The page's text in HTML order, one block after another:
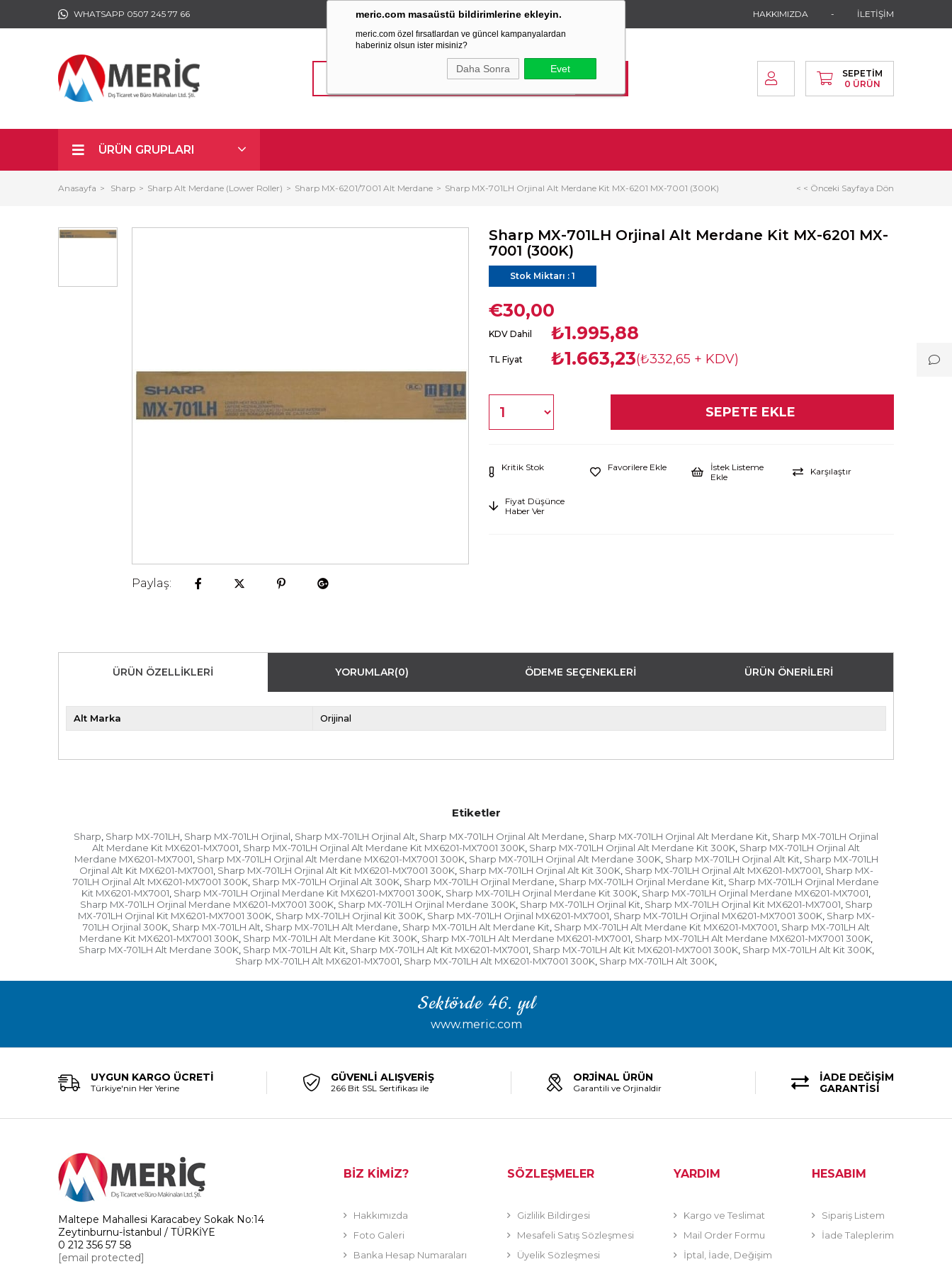
meric.com masaüstü bildirimlerine ekleyin.
meric.com özel fırsatlardan ve güncel kampanyalardan
haberiniz olsun ister misiniz?
Daha Sonra Evet
WHATSAPP 0507 245 77 66 TÜM ALIŞVERİŞLERİNİZDESABİT KARGO ÜCRETİ HAKKIMIZDA İLETİŞİM
SEPETIM
0 ÜRÜN
ÜRÜN GRUPLARI
Anasayfa Sharp Sharp Alt Merdane (Lower Roller) Sharp MX-6201/7001 Alt Merdane Sharp MX-701LH Orjinal Alt Merdane Kit MX-6201 MX-7001 (300K) < < Önceki Sayfaya Dön
Paylaş:
Sharp MX-701LH Orjinal Alt Merdane Kit MX-6201 MX-
7001 (300K)
Stok Miktarı : 1
€30,00
KDV Dahil ₺1.995,88
TL Fiyat ₺1.663,23(₺332,65 + KDV)
Kritik Stok Favorilere Ekle
İstek Listeme
Ekle
Karşılaştır
Fiyat Düşünce
Haber Ver
ÜRÜN ÖZELLIKLERI YORUMLAR(0) ÖDEME SEÇENEKLERI ÜRÜN ÖNERILERI
Alt Marka Orijinal
Etiketler
Sharp, Sharp MX-701LH, Sharp MX-701LH Orjinal, Sharp MX-701LH Orjinal Alt, Sharp MX-701LH Orjinal Alt Merdane, Sharp MX-701LH Orjinal Alt Merdane Kit, Sharp MX-701LH Orjinal
Alt Merdane Kit MX6201-MX7001, Sharp MX-701LH Orjinal Alt Merdane Kit MX6201-MX7001 300K, Sharp MX-701LH Orjinal Alt Merdane Kit 300K, Sharp MX-701LH Orjinal Alt
Merdane MX6201-MX7001, Sharp MX-701LH Orjinal Alt Merdane MX6201-MX7001 300K, Sharp MX-701LH Orjinal Alt Merdane 300K, Sharp MX-701LH Orjinal Alt Kit, Sharp MX-701LH
Orjinal Alt Kit MX6201-MX7001, Sharp MX-701LH Orjinal Alt Kit MX6201-MX7001 300K, Sharp MX-701LH Orjinal Alt Kit 300K, Sharp MX-701LH Orjinal Alt MX6201-MX7001, Sharp MX-
701LH Orjinal Alt MX6201-MX7001 300K, Sharp MX-701LH Orjinal Alt 300K, Sharp MX-701LH Orjinal Merdane, Sharp MX-701LH Orjinal Merdane Kit, Sharp MX-701LH Orjinal Merdane
Kit MX6201-MX7001, Sharp MX-701LH Orjinal Merdane Kit MX6201-MX7001 300K, Sharp MX-701LH Orjinal Merdane Kit 300K, Sharp MX-701LH Orjinal Merdane MX6201-MX7001,
Sharp MX-701LH Orjinal Merdane MX6201-MX7001 300K, Sharp MX-701LH Orjinal Merdane 300K, Sharp MX-701LH Orjinal Kit, Sharp MX-701LH Orjinal Kit MX6201-MX7001, Sharp
MX-701LH Orjinal Kit MX6201-MX7001 300K, Sharp MX-701LH Orjinal Kit 300K, Sharp MX-701LH Orjinal MX6201-MX7001, Sharp MX-701LH Orjinal MX6201-MX7001 300K, Sharp MX-
701LH Orjinal 300K, Sharp MX-701LH Alt, Sharp MX-701LH Alt Merdane, Sharp MX-701LH Alt Merdane Kit, Sharp MX-701LH Alt Merdane Kit MX6201-MX7001, Sharp MX-701LH Alt
Merdane Kit MX6201-MX7001 300K, Sharp MX-701LH Alt Merdane Kit 300K, Sharp MX-701LH Alt Merdane MX6201-MX7001, Sharp MX-701LH Alt Merdane MX6201-MX7001 300K,
Sharp MX-701LH Alt Merdane 300K, Sharp MX-701LH Alt Kit, Sharp MX-701LH Alt Kit MX6201-MX7001, Sharp MX-701LH Alt Kit MX6201-MX7001 300K, Sharp MX-701LH Alt Kit 300K,
Sharp MX-701LH Alt MX6201-MX7001, Sharp MX-701LH Alt MX6201-MX7001 300K, Sharp MX-701LH Alt 300K,
Sektörde 46. yıl
www.meric.com
UYGUN KARGO ÜCRETİ
Türkiye'nin Her Yerine
GÜVENLİ ALIŞVERİŞ
266 Bit SSL Sertifikası ile
ORJİNAL ÜRÜN
Garantili ve Orjinaldir
İADE DEĞİŞİM
GARANTİSİ
Maltepe Mahallesi Karacabey Sokak No:14
Zeytinburnu-İstanbul / TÜRKİYE
0 212 356 57 58
[email protected]
BİZ KİMİZ?
Hakkımızda
Foto Galeri
Banka Hesap Numaraları
SÖZLEŞMELER
Gizlilik Bildirgesi
Mesafeli Satış Sözleşmesi
Üyelik Sözleşmesi
YARDIM
Kargo ve Teslimat
Mail Order Formu
İptal, İade, Değişim
HESABIM
Sipariş Listem
İade Taleplerim